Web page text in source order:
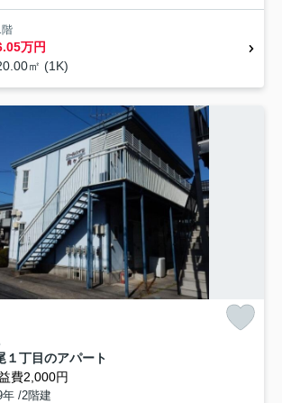
階
万円
㎡ (1K)
１丁目のアパート
費2,000円
年 /2階建